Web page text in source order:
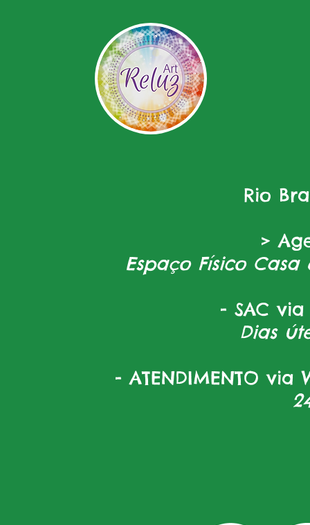
Rio
>
Espaço Físico Casa
- SAC via
Dias
- ATENDIMENTO via